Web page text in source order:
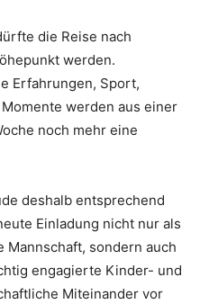
die Reise nach
werden.
Erfahrungen, Sport,
werden aus einer
noch mehr eine
deshalb entsprechend
Einladung nicht nur als
sondern auch
engagierte Kinder- und
Miteinander vor